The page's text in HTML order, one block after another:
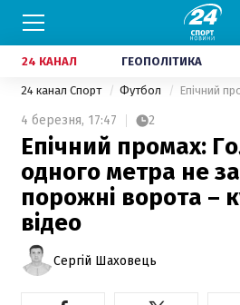
24 КАНАЛ ГЕОПОЛІТИКА
24 канал Спорт Футбол
4 березня, 17:47 2
Епічний промах:
одного метра не
порожні ворота –
відео
Сергій Шаховець